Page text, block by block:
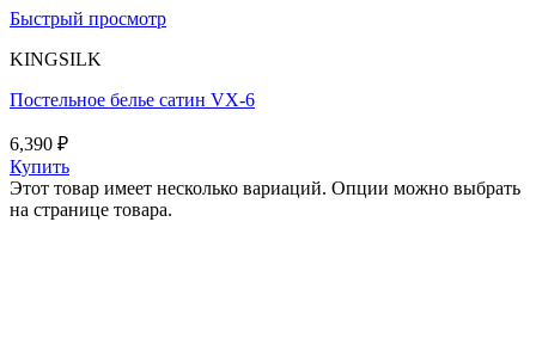
Быстрый просмотр
KINGSILK
Постельное белье сатин VX-6
6,390 ₽
Купить
Этот товар имеет несколько вариаций. Опции можно выбрать
на странице товара.